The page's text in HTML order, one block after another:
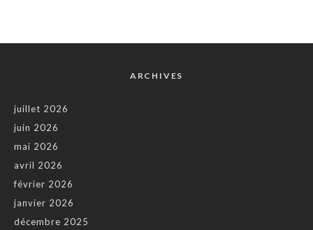
ARCHIVES
juillet 2026
juin 2026
mai 2026
avril 2026
février 2026
janvier 2026
décembre 2025